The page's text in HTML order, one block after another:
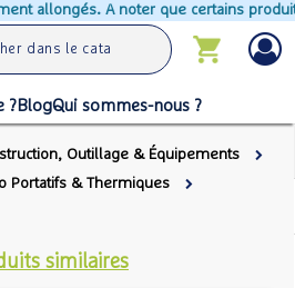
A noter que certains
?BlogQui sommes-nous ?
Outillage & Équipements
Portatifs & Thermiques
similaires